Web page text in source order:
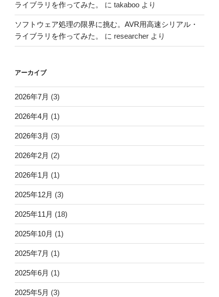
ライブラリを作ってみた。
に takaboo より
ソフトウェア処理の限界に挑む。AVR用高速シリアル・
ライブラリを作ってみた。
に researcher より
アーカイブ
2026年7月 (3)
2026年4月 (1)
2026年3月 (3)
2026年2月 (2)
2026年1月 (1)
2025年12月 (3)
2025年11月 (18)
2025年10月 (1)
2025年7月 (1)
2025年6月 (1)
2025年5月 (3)